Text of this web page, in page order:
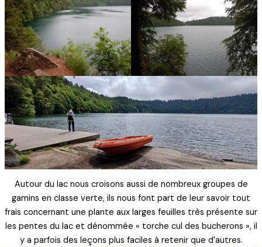
Autour du lac nous croisons aussi de nombreux groupes de
gamins en classe verte, ils nous font part de leur savoir tout
frais concernant une plante aux larges feuilles très présente sur
les pentes du lac et dénommée « torche cul des bucherons », il
y a parfois des leçons plus faciles à retenir que d’autres.